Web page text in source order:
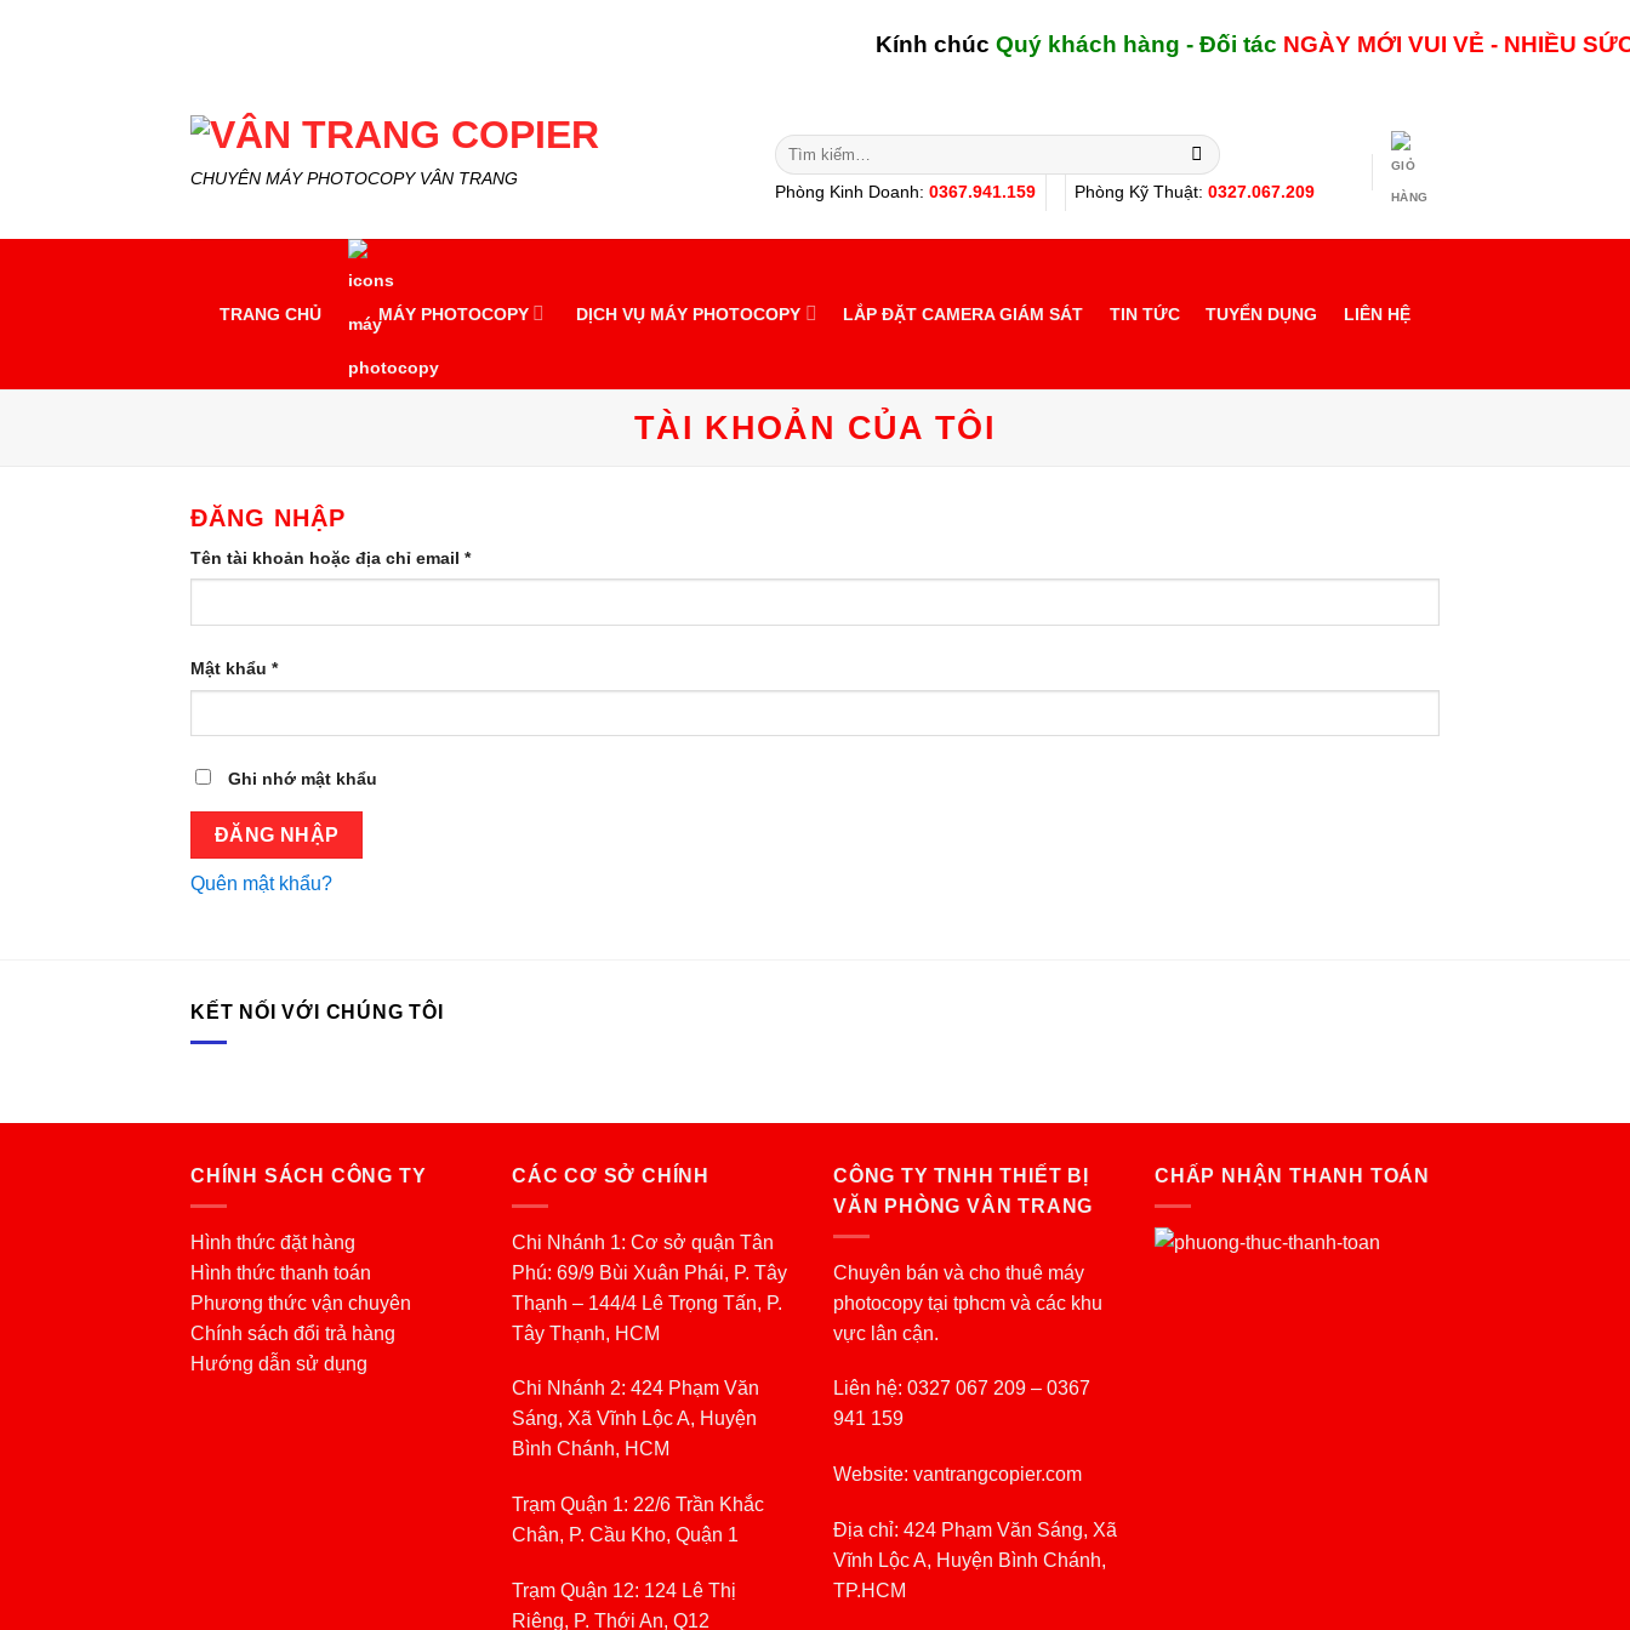
Kính chúcQuý khách hàng - Đối tácNGÀY MỚIVUI VẺ - NHIỀU SỨC
CHUYÊN MÁY PHOTOCOPY VÂN TRANG
Tìm
kiếm:
Phòng Kinh Doanh: 0367.941.159 Phòng Kỹ Thuật: 0327.067.209
TRANG CHỦ MÁY PHOTOCOPY DỊCH VỤ MÁY PHOTOCOPY LẮP ĐẶT CAMERA GIÁM SÁT TIN TỨC TUYỂN DỤNG LIÊN HỆ
TÀI KHOẢN CỦA TÔI
ĐĂNG NHẬP
Tên tài khoản hoặc địa chỉ email *
Mật khẩu *
Ghi nhớ mật khẩu
ĐĂNG NHẬP
Quên mật khẩu?
KẾT NỐI VỚI CHÚNG TÔI
CHÍNH SÁCH CÔNG TY
Hình thức đặt hàng
Hình thức thanh toán
Phương thức vận chuyên
Chính sách đổi trả hàng
Hướng dẫn sử dụng
CÁC CƠ SỞ CHÍNH
Chi Nhánh 1: Cơ sở quận Tân
Phú: 69/9 Bùi Xuân Phái, P. Tây
Thạnh – 144/4 Lê Trọng Tấn, P.
Tây Thạnh, HCM
Chi Nhánh 2: 424 Phạm Văn
Sáng, Xã Vĩnh Lộc A, Huyện
Bình Chánh, HCM
Trạm Quận 1: 22/6 Trần Khắc
Chân, P. Cầu Kho, Quận 1
Trạm Quận 12: 124 Lê Thị
Riêng, P. Thới An, Q12
CÔNG TY TNHH THIẾT BỊ
VĂN PHÒNG VÂN TRANG
Chuyên bán và cho thuê máy
photocopy tại tphcm và các khu
vực lân cận.
Liên hệ: 0327 067 209 – 0367
941 159
Website: vantrangcopier.com
Địa chỉ: 424 Phạm Văn Sáng, Xã
Vĩnh Lộc A, Huyện Bình Chánh,
TP.HCM
CHẤP NHẬN THANH TOÁN